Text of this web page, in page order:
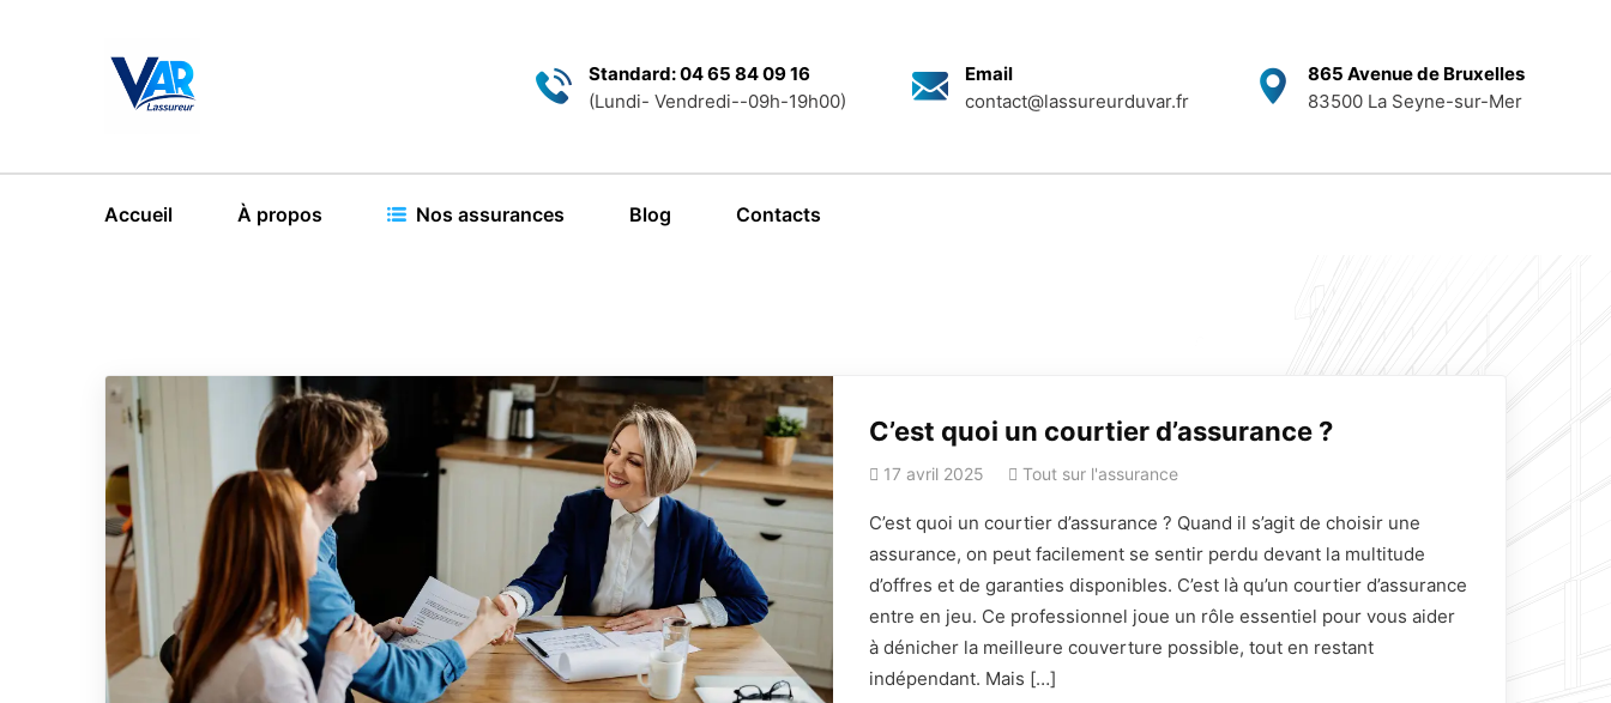
Standard: 04 65 84 09 16
(Lundi- Vendredi--09h-19h00)
Email
contact@lassureurduvar.fr
865 Avenue de Bruxelles
83500 La Seyne-sur-Mer
Accueil À propos Nos assurances Blog Contacts
C’est quoi un courtier d’assurance ?
17 avril 2025 Tout sur l'assurance
C’est quoi un courtier d’assurance ? Quand il s’agit de choisir une
assurance, on peut facilement se sentir perdu devant la multitude
d’offres et de garanties disponibles. C’est là qu’un courtier d’assurance
entre en jeu. Ce professionnel joue un rôle essentiel pour vous aider
à dénicher la meilleure couverture possible, tout en restant
indépendant. Mais […]
Vous pouvez déclarer votre sinistre auto via le formulaire
Demander un devis
Contact:
865 Av. de Bruxelles, 83500 La
Seyne-sur-Mer
Devis immédiat: